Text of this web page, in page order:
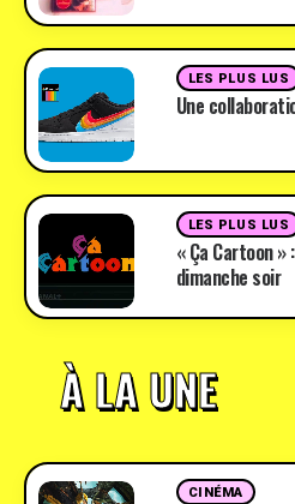
LES PLUS LUS
Une
LES PLUS LUS
« Ça Cartoon
dimanche soir
À LA UNE
CINÉMA